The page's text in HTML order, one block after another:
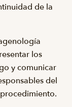
de la
los
y comunicar
del